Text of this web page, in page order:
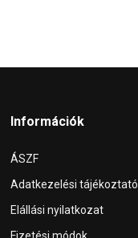
Információk
ÁSZF
Adatkezelési tájékoztató
Elállási nyilatkozat